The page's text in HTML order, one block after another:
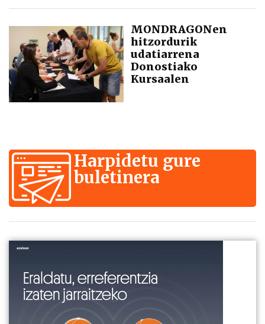
MONDRAGONen
hitzordurik
udatiarrena
Donostiako
Kursaalen
Harpidetu gure
buletinera